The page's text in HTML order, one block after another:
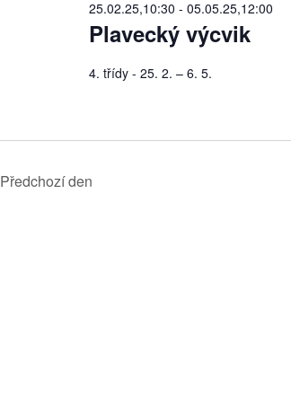
Plavecký výcvik
25.02.25,10:30 - 05.05.25,12:00
4. třídy - 25. 2. – 6. 5.
Předchozí den